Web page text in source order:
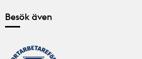
Besök även